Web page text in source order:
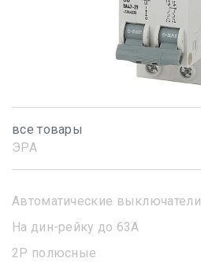
все товары
ЭРА
Автоматические выключатели
На дин-рейку до 63А
2Р полюсные